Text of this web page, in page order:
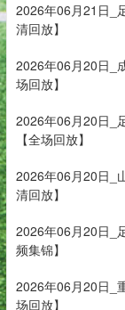
2026年06月21日_
清回放】
2026年06月20日_
场回放】
2026年06月20日_
【全场回放】
2026年06月20日_
清回放】
2026年06月20日_
频集锦】
2026年06月20日_
场回放】